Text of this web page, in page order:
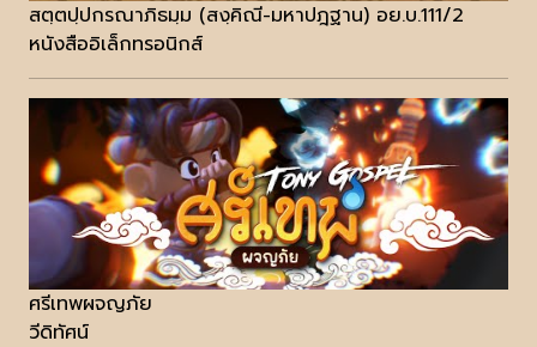
สตฺตปฺปกรณาภิธมฺม (สงฺคิณี-มหาปฎฐาน) อย.บ.111/2
หนังสืออิเล็กทรอนิกส์
ศรีเทพผจญภัย
วีดิทัศน์